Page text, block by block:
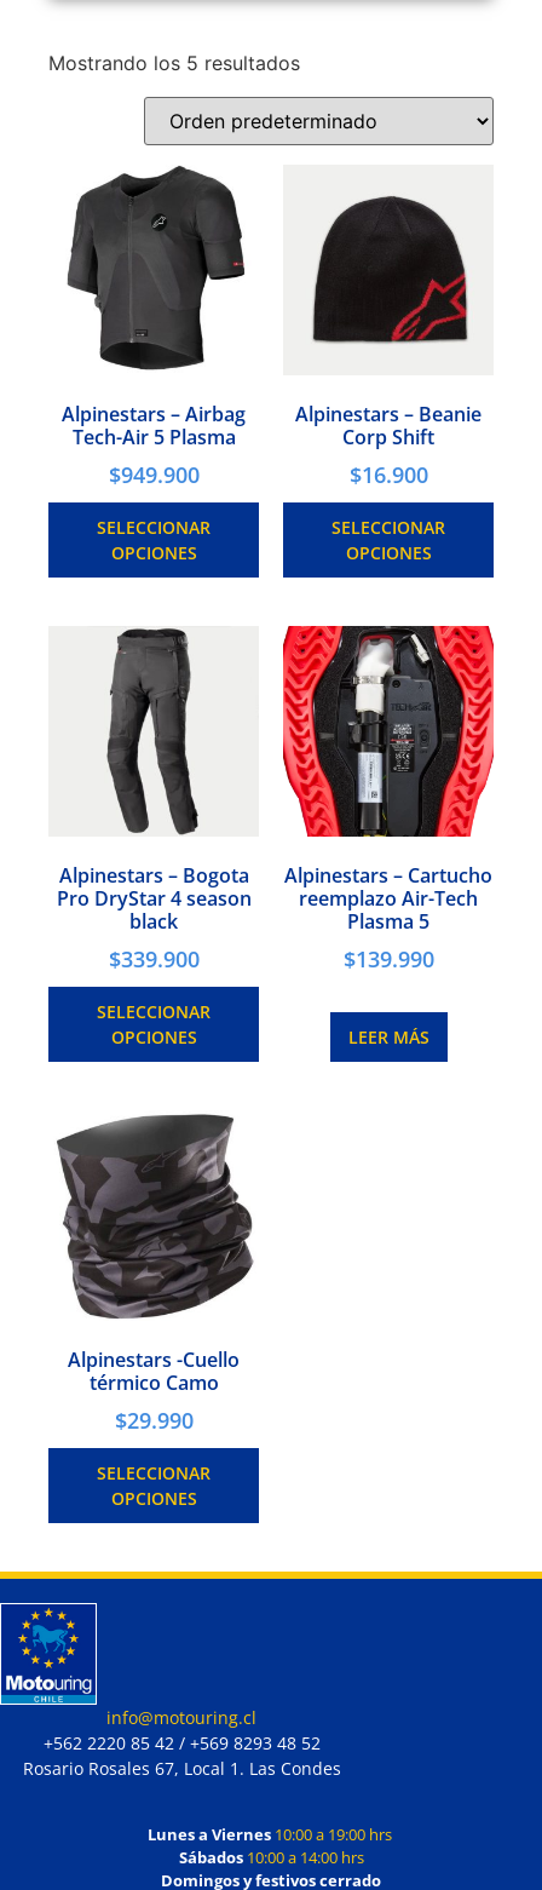
Mostrando los 5 resultados
Alpinestars – Airbag
Tech-Air 5 Plasma
$949.900
SELECCIONAR
OPCIONES
Alpinestars – Beanie
Corp Shift
$16.900
SELECCIONAR
OPCIONES
Alpinestars – Bogota
Pro DryStar 4 season
black
$339.900
SELECCIONAR
OPCIONES
Alpinestars – Cartucho
reemplazo Air-Tech
Plasma 5
$139.990
LEER MÁS
Alpinestars -Cuello
térmico Camo
$29.990
SELECCIONAR
OPCIONES
info@motouring.cl
+562 2220 85 42 / +569 8293 48 52
Rosario Rosales 67, Local 1. Las Condes
Lunes a Viernes 10:00 a 19:00 hrs
Sábados 10:00 a 14:00 hrs
Domingos y festivos cerrado